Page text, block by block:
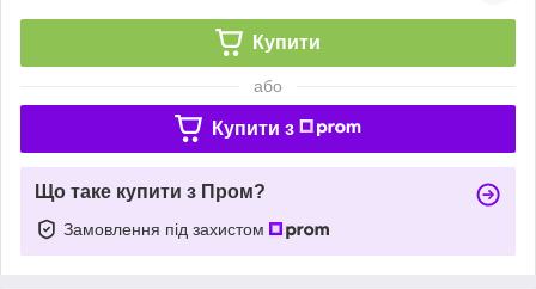
Купити
або
Купити з
Що таке купити з Пром?
Замовлення під захистом